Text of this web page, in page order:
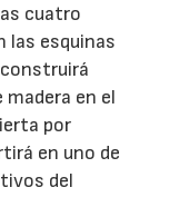
cuatro
las esquinas
en el
por
en uno de
del